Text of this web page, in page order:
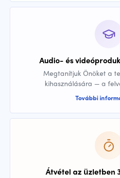
Audio- és
Megtanítjuk Önöket a
kihasználására — a
További
Átvétel az üzletben